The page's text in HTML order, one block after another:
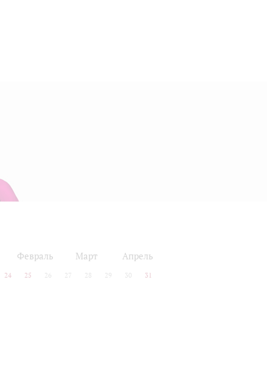
Февраль Март Апрель
24 25 26 27 28 29 30 31